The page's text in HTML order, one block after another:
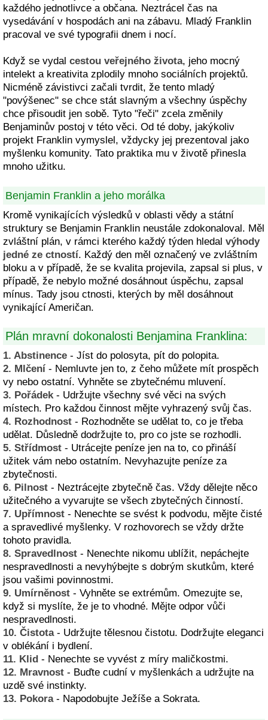
každého jednotlivce a občana. Neztrácel čas na
vysedávání v hospodách ani na zábavu. Mladý Franklin
pracoval ve své typografii dnem i nocí.
Když se vydal cestou veřejného života, jeho mocný
intelekt a kreativita zplodily mnoho sociálních projektů.
Nicméně závistivci začali tvrdit, že tento mladý
"povýšenec" se chce stát slavným a všechny úspěchy
chce přisoudit jen sobě. Tyto "řeči" zcela změnily
Benjaminův postoj v této věci. Od té doby, jakýkoliv
projekt Franklin vymyslel, vždycky jej prezentoval jako
myšlenku komunity. Tato praktika mu v životě přinesla
mnoho užitku.
Benjamin Franklin a jeho morálka
Kromě vynikajících výsledků v oblasti vědy a státní
struktury se Benjamin Franklin neustále zdokonaloval. Měl
zvláštní plán, v rámci kterého každý týden hledal výhody
jedné ze ctností. Každý den měl označený ve zvláštním
bloku a v případě, že se kvalita projevila, zapsal si plus, v
případě, že nebylo možné dosáhnout úspěchu, zapsal
mínus. Tady jsou ctnosti, kterých by měl dosáhnout
vynikající Američan.
Plán mravní dokonalosti Benjamina Franklina:
1. Abstinence - Jíst do polosyta, pít do polopita.
2. Mlčení - Nemluvte jen to, z čeho můžete mít prospěch
vy nebo ostatní. Vyhněte se zbytečnému mluvení.
3. Pořádek- Udržujte všechny své věci na svých
místech. Pro každou činnost mějte vyhrazený svůj čas.
4. Rozhodnost - Rozhodněte se udělat to, co je třeba
udělat. Důsledně dodržujte to, pro co jste se rozhodli.
5. Střídmost - Utrácejte peníze jen na to, co přináší
užitek vám nebo ostatním. Nevyhazujte peníze za
zbytečnosti.
6. Pilnost - Neztrácejte zbytečně čas. Vždy dělejte něco
užitečného a vyvarujte se všech zbytečných činností.
7. Upřímnost - Nenechte se svést k podvodu, mějte čisté
a spravedlivé myšlenky. V rozhovorech se vždy držte
tohoto pravidla.
8. Spravedlnost - Nenechte nikomu ublížit, nepáchejte
nespravedlnosti a nevyhýbejte s dobrým skutkům, které
jsou vašimi povinnostmi.
9. Umírněnost - Vyhněte se extrémům. Omezujte se,
když si myslíte, že je to vhodné. Mějte odpor vůči
nespravedlnosti.
10. Čistota- Udržujte tělesnou čistotu. Dodržujte eleganci
v oblékání i bydlení.
11. Klid - Nenechte se vyvést z míry maličkostmi.
12. Mravnost - Buďte cudní v myšlenkách a udržujte na
uzdě své instinkty.
13. Pokora- Napodobujte Ježíše a Sokrata.